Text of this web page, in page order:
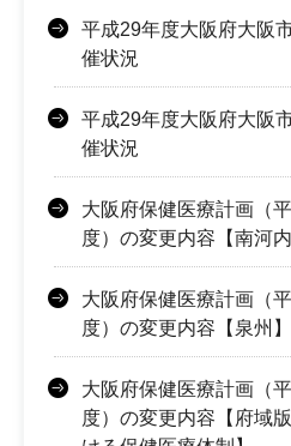
平成29年度大阪府大阪
催状況
平成29年度大阪府大阪
催状況
大阪府保健医療計画（
度）の変更内容【南河内
大阪府保健医療計画（
度）の変更内容【泉州】
大阪府保健医療計画（
度）の変更内容【府